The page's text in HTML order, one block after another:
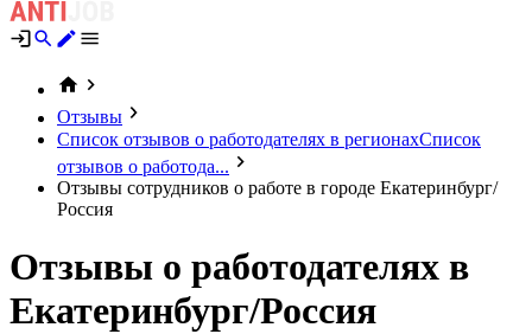
Отзывы
Список отзывов о работодателях в регионахСписок
отзывов о работода...
Отзывы сотрудников о работе в городе Екатеринбург/
Россия
Отзывы о работодателях в
Екатеринбург/Россия